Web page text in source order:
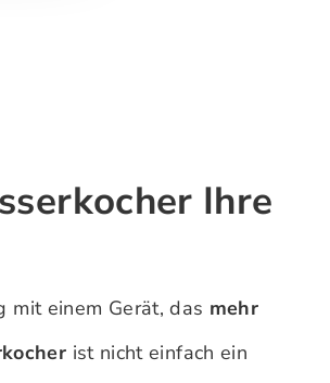
Ihre
mit einem Gerät, das mehr
ist nicht einfach ein